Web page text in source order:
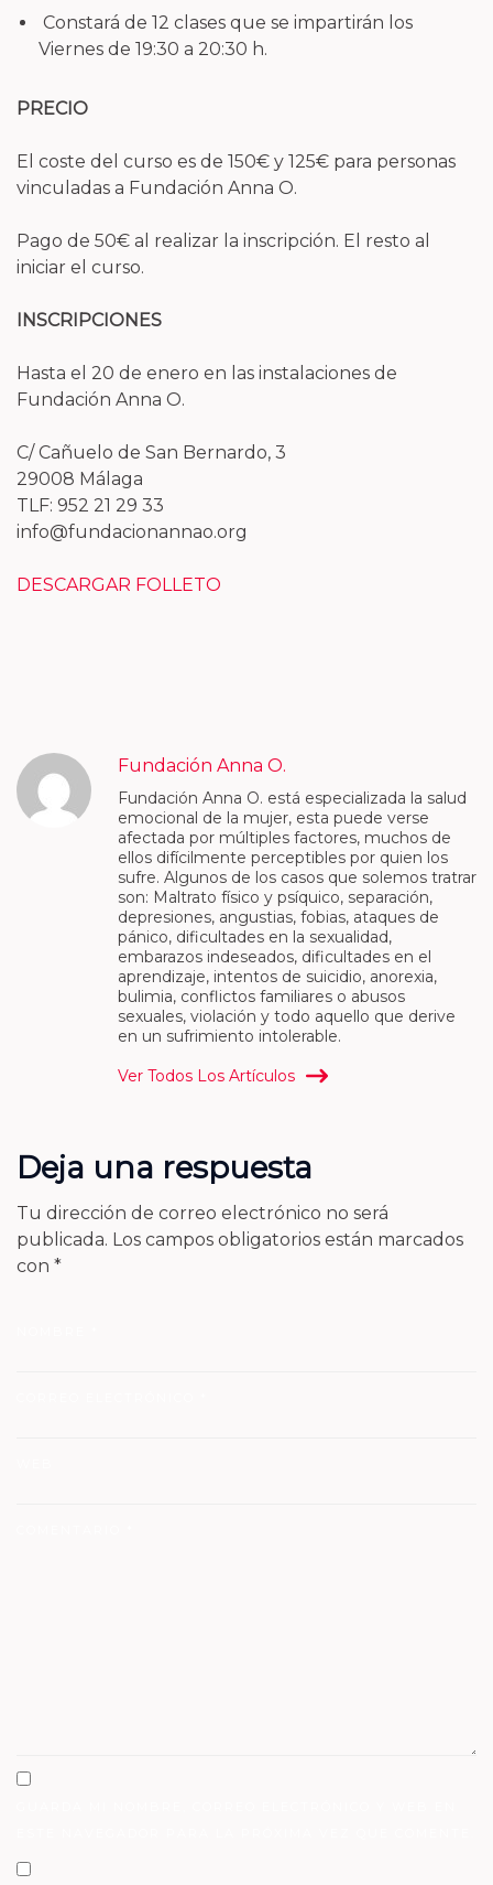
Constará de 12 clases que se impartirán los
Viernes de 19:30 a 20:30 h.
PRECIO
El coste del curso es de 150€ y 125€ para personas
vinculadas a Fundación Anna O.
Pago de 50€ al realizar la inscripción. El resto al
iniciar el curso.
INSCRIPCIONES
Hasta el 20 de enero en las instalaciones de
Fundación Anna O.
C/ Cañuelo de San Bernardo, 3
29008 Málaga
TLF: 952 21 29 33
info@fundacionannao.org
DESCARGAR FOLLETO
Fundación Anna O.
Fundación Anna O. está especializada la salud
emocional de la mujer, esta puede verse
afectada por múltiples factores, muchos de
ellos difícilmente perceptibles por quien los
sufre. Algunos de los casos que solemos tratrar
son: Maltrato físico y psíquico, separación,
depresiones, angustias, fobias, ataques de
pánico, dificultades en la sexualidad,
embarazos indeseados, dificultades en el
aprendizaje, intentos de suicidio, anorexia,
bulimia, conflictos familiares o abusos
sexuales, violación y todo aquello que derive
en un sufrimiento intolerable.
Ver Todos Los Artículos
Deja una respuesta
Tu dirección de correo electrónico no será
publicada. Los campos obligatorios están marcados
con *